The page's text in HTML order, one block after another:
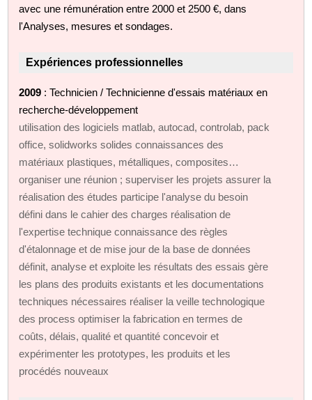
avec une rémunération entre 2000 et 2500 €, dans
l'Analyses, mesures et sondages.
Expériences professionnelles
2009 : Technicien / Technicienne d'essais matériaux en
recherche-développement
utilisation des logiciels matlab, autocad, controlab, pack
office, solidworks solides connaissances des
matériaux plastiques, métalliques, composites…
organiser une réunion ; superviser les projets assurer la
réalisation des études participe l'analyse du besoin
défini dans le cahier des charges réalisation de
l'expertise technique connaissance des règles
d'étalonnage et de mise jour de la base de données
définit, analyse et exploite les résultats des essais gère
les plans des produits existants et les documentations
techniques nécessaires réaliser la veille technologique
des process optimiser la fabrication en termes de
coûts, délais, qualité et quantité concevoir et
expérimenter les prototypes, les produits et les
procédés nouveaux